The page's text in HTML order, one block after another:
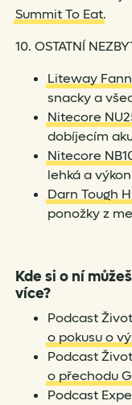
Summit To Eat.
10. OSTATNÍ
Liteway
snacky a
Nitecore
dobíjecím
Nitecore
lehká a
Darn Tough
ponožky z
Kde si o ní
více?
Podcast
o pokusu o
Podcast
o přechodu
Podcast